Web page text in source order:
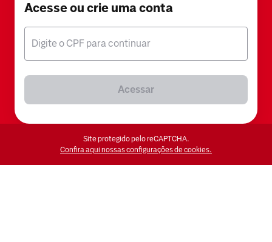
Acesse ou crie uma conta
Digite o CPF para continuar
Acessar
Site protegido pelo reCAPTCHA.
Confira aqui nossas configurações de cookies.